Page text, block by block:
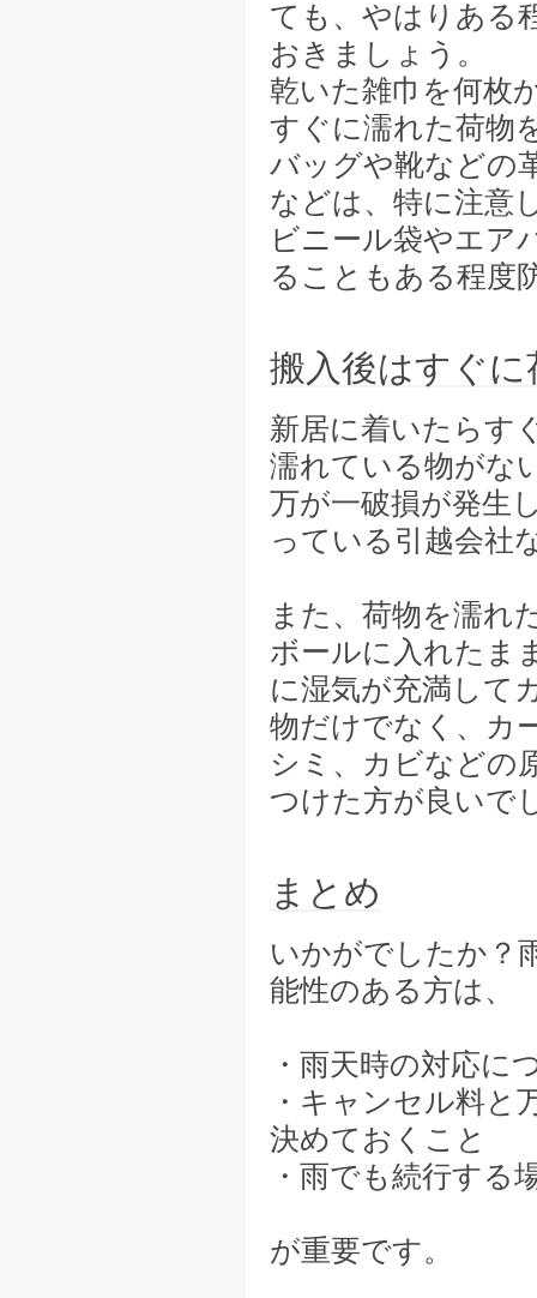
ても、やはりある
おきましょう。
乾いた雑巾を何枚
すぐに濡れた荷物
バッグや靴などの
などは、特に注意
ビニール袋やエア
ることもある程度
搬入後はすぐ
新居に着いたらす
濡れている物がな
万が一破損が発生
っている引越会社
また、荷物を濡れ
ボールに入れたま
に湿気が充満して
物だけでなく、カ
シミ、カビなどの
つけた方が良いで
まとめ
いかがでしたか？
能性のある方は、
・雨天時の対応に
・キャンセル料と
決めておくこと
・雨でも続行する
が重要です。